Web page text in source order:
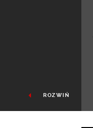
ROZWIŃ